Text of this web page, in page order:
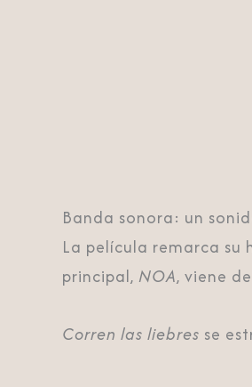
Banda sonora: un
La película remarca su
principal, NOA, viene
Corren las liebres se